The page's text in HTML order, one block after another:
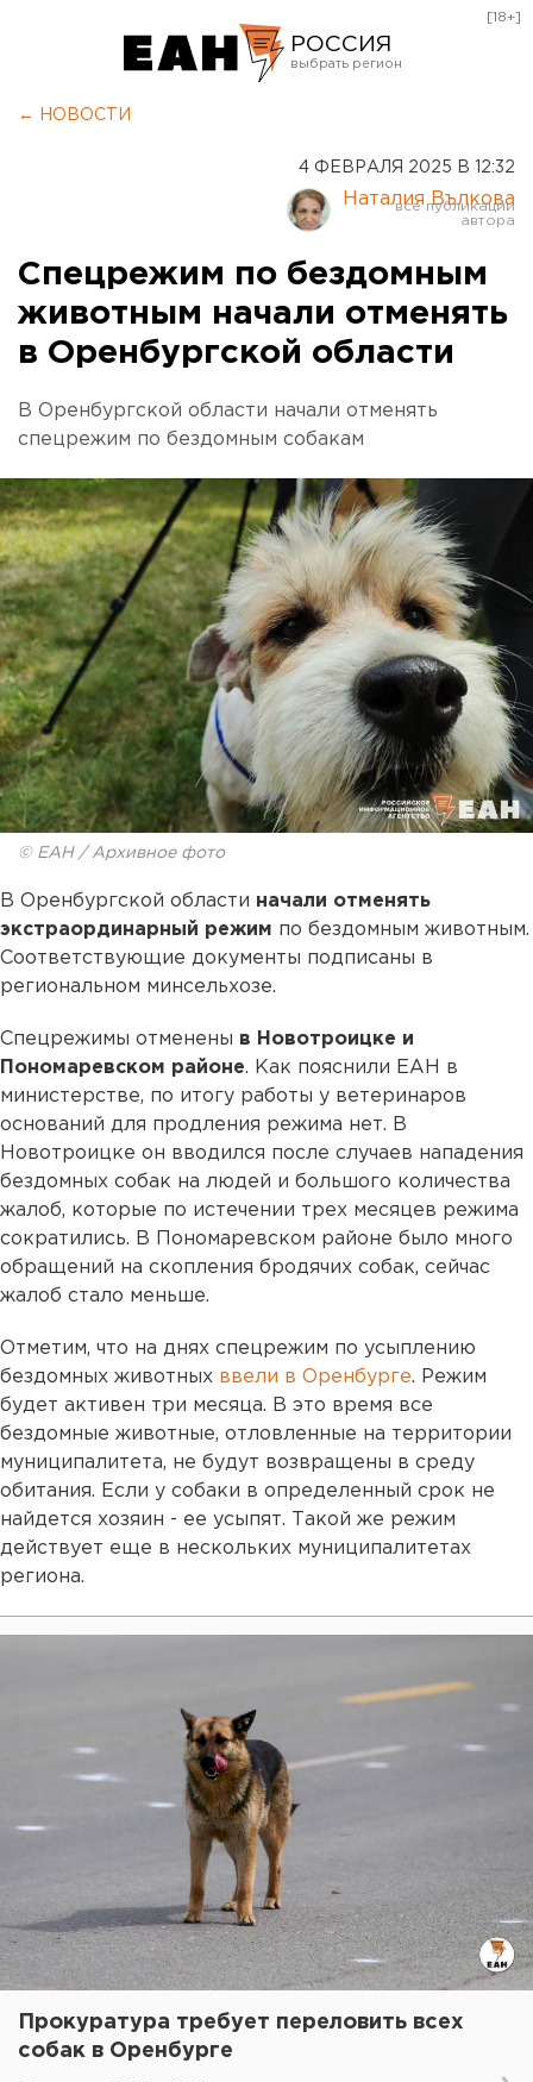
РОССИЯ
Курган
Оренбург
[18+]
← НОВОСТИ
4 ФЕВРАЛЯ 2025 В 12:32
Наталия Вълкова
Спецрежим по бездомным
животным начали отменять
в Оренбургской области
В Оренбургской области начали отменять
спецрежим по бездомным собакам
© ЕАН / Архивное фото
В Оренбургской области начали отменять
экстраординарный режим по бездомным животным.
Соответствующие документы подписаны в
региональном минсельхозе.
Спецрежимы отменены в Новотроицке и
Пономаревском районе. Как пояснили ЕАН в
министерстве, по итогу работы у ветеринаров
оснований для продления режима нет. В
Новотроицке он вводился после случаев нападения
бездомных собак на людей и большого количества
жалоб, которые по истечении трех месяцев режима
сократились. В Пономаревском районе было много
обращений на скопления бродячих собак, сейчас
жалоб стало меньше.
Отметим, что на днях спецрежим по усыплению
бездомных животных ввели в Оренбурге. Режим
будет активен три месяца. В это время все
бездомные животные, отловленные на территории
муниципалитета, не будут возвращены в среду
обитания. Если у собаки в определенный срок не
найдется хозяин - ее усыпят. Такой же режим
действует еще в нескольких муниципалитетах
региона.
Прокуратура требует переловить всех
собак в Оренбурге